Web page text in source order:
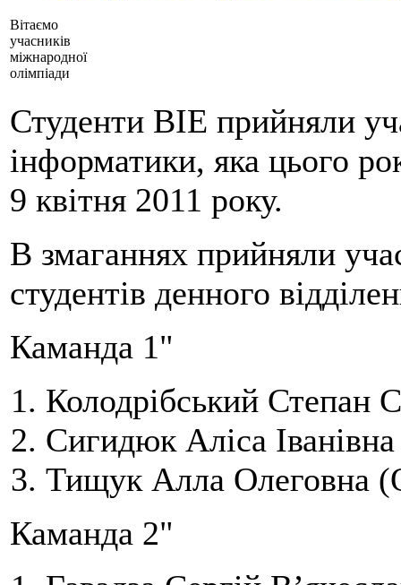
Вітаємо
учасників
міжнародної
олімпіади
Студенти ВІЕ прийняли
інформатики, яка цього
9 квітня 2011 року.
В змаганнях прийняли
студентів денного
Каманда 1"
Колодрібський Степан
Сигидюк Аліса
Тищук Алла Олеговна
Каманда 2"